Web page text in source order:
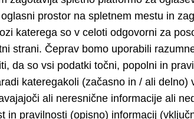
prostor na spletnem mestu in
katerega so v celoti odgovorni za
strani. Čeprav bomo uporabili
da so vsi podatki točni, popolni in
kateregakoli (začasno in / ali
ali neresnične informacije ali
in pravilnosti (opisno) informacij